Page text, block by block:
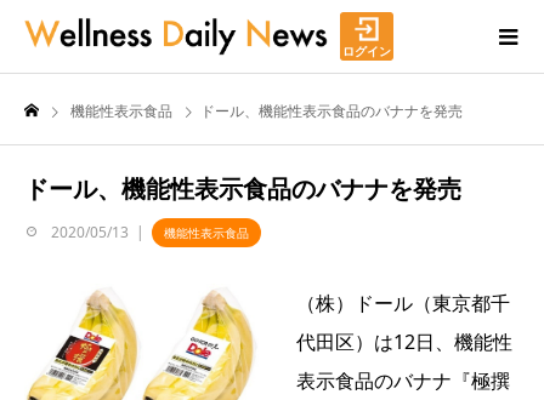
ログイン
機能性表示食品 ドール、機能性表示食品のバナナを発売
ドール、機能性表示食品のバナナを発売
2020/05/13 機能性表示食品
（株）ドール（東京都千
代田区）は12日、機能性
表示食品のバナナ『極撰